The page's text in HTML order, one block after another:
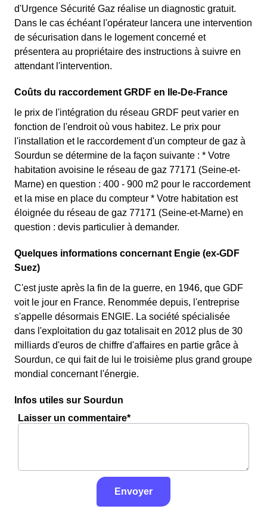
d'Urgence Sécurité Gaz réalise un diagnostic gratuit.
Dans le cas échéant l'opérateur lancera une intervention
de sécurisation dans le logement concerné et
présentera au propriétaire des instructions à suivre en
attendant l'intervention.
Coûts du raccordement GRDF en Ile-De-France
le prix de l'intégration du réseau GRDF peut varier en
fonction de l'endroit où vous habitez. Le prix pour
l'installation et le raccordement d'un compteur de gaz à
Sourdun se détermine de la façon suivante : * Votre
habitation avoisine le réseau de gaz 77171 (Seine-et-
Marne) en question : 400 - 900 m2 pour le raccordement
et la mise en place du compteur * Votre habitation est
éloignée du réseau de gaz 77171 (Seine-et-Marne) en
question : devis particulier à demander.
Quelques informations concernant Engie (ex-GDF
Suez)
C'est juste après la fin de la guerre, en 1946, que GDF
voit le jour en France. Renommée depuis, l'entreprise
s'appelle désormais ENGIE. La société spécialisée
dans l'exploitation du gaz totalisait en 2012 plus de 30
milliards d'euros de chiffre d'affaires en partie grâce à
Sourdun, ce qui fait de lui le troisième plus grand groupe
mondial concernant l'énergie.
Infos utiles sur Sourdun
Laisser un commentaire*
Envoyer